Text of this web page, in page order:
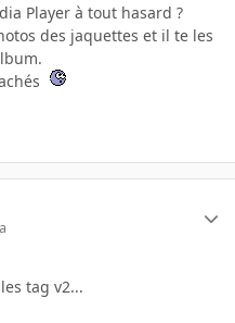
Player à tout hasard ?
des jaquettes et il te les
tag v2...